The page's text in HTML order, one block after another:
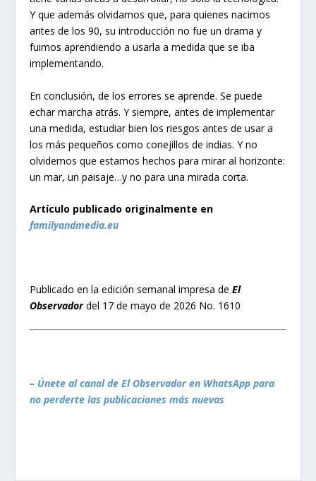
Y que además olvidamos que, para quienes nacimos
antes de los 90, su introducción no fue un drama y
fuimos aprendiendo a usarla a medida que se iba
implementando.
En conclusión, de los errores se aprende. Se puede
echar marcha atrás. Y siempre, antes de implementar
una medida, estudiar bien los riesgos antes de usar a
los más pequeños como conejillos de indias. Y no
olvidemos que estamos hechos para mirar al horizonte:
un mar, un paisaje…y no para una mirada corta.
Artículo publicado originalmente en
familyandmedia.eu
Publicado en la edición semanal impresa deEl
Observadordel 17 de mayo de 2026 No. 1610
– Únete al canal de El Observador en WhatsApp para
no perderte las publicaciones más nuevas